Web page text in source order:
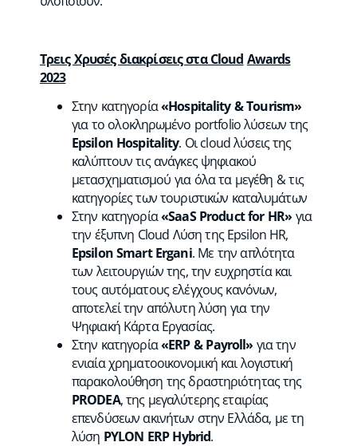
Τρεις Χρυσές διακρίσεις σταCloud Awards
2023
Στην κατηγορία«Hospitality&Tourism»
για το ολοκληρωμένο portfolio λύσεων της
Epsilon Hospitality. Οι cloud λύσεις της
καλύπτουν τις ανάγκες ψηφιακού
μετασχηματισμού για όλα τα μεγέθη & τις
κατηγορίες των τουριστικών καταλυμάτων
Στην κατηγορία«SaaS Product for HR» για
την έξυπνη Cloud Λύση της Epsilon HR,
Epsilon Smart Ergani. Mε την απλότητα
των λειτουργιών της, την ευχρηστία και
τους αυτόματους ελέγχους κανόνων,
αποτελεί την απόλυτη λύση για την
Ψηφιακή Κάρτα Εργασίας.
Στην κατηγορία«ERP&Payroll» για την
ενιαία χρηματοοικονομική και λογιστική
παρακολούθηση της δραστηριότητας της
PRODEA, της μεγαλύτερης εταιρίας
επενδύσεων ακινήτων στην Ελλάδα, με τη
λύση PYLON ERP Hybrid.